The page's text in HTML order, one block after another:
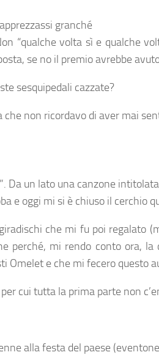
granché
“qualche volta sì e qualche
se no il premio avrebbe
sesquipedali cazzate?
non ricordavo di aver mai
un lato una canzone
e oggi mi si è chiuso il cerchio
che mi fu poi regalato
perché, mi rendo conto ora,
Omelet e che mi fecero questo
cui tutta la prima parte non
alla festa del paese